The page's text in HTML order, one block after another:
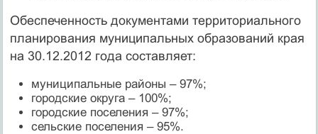
Обеспеченность документами территориального
планирования муниципальных образований края
на 30.12.2012 года составляет:
муниципальные районы – 97%;
городские округа – 100%;
городские поселения – 97%;
сельские поселения – 95%.